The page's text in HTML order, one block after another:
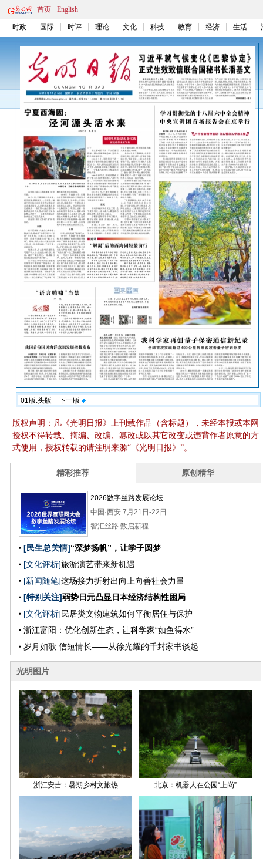
首页 English
时政 国际 时评 理论 文化 科技 教育 经济 生活
01版:头版 下一版
版权声明：凡《光明日报》上刊载作品（含标题），未经本报或本网
授权不得转载、摘编、改编、篡改或以其它改变或违背作者原意的方
式使用，授权转载的请注明来源“《光明日报》”。